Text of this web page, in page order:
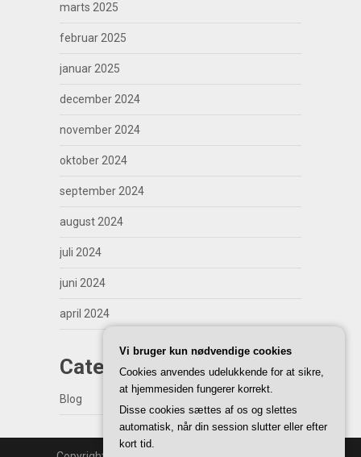
marts 2025
februar 2025
januar 2025
december 2024
november 2024
oktober 2024
september 2024
august 2024
juli 2024
juni 2024
april 2024
Categories
Blog
Vi bruger kun nødvendige cookies
Cookies anvendes udelukkende for at sikre,
at hjemmesiden fungerer korrekt.
Disse cookies sættes af os og slettes
automatisk, når din session slutter eller efter
kort tid.